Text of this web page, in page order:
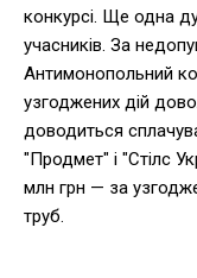
конкурсі. Ще одна
учасників. За
Антимонопольний
узгоджених дій
доводиться
"Продмет" і "Стілс
млн грн — за
труб.